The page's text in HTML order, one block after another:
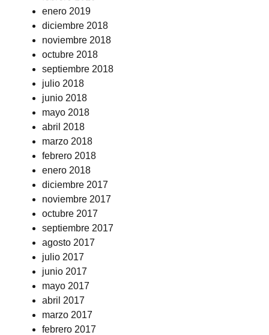
enero 2019
diciembre 2018
noviembre 2018
octubre 2018
septiembre 2018
julio 2018
junio 2018
mayo 2018
abril 2018
marzo 2018
febrero 2018
enero 2018
diciembre 2017
noviembre 2017
octubre 2017
septiembre 2017
agosto 2017
julio 2017
junio 2017
mayo 2017
abril 2017
marzo 2017
febrero 2017